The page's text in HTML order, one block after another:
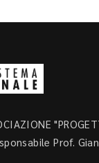
Prof.